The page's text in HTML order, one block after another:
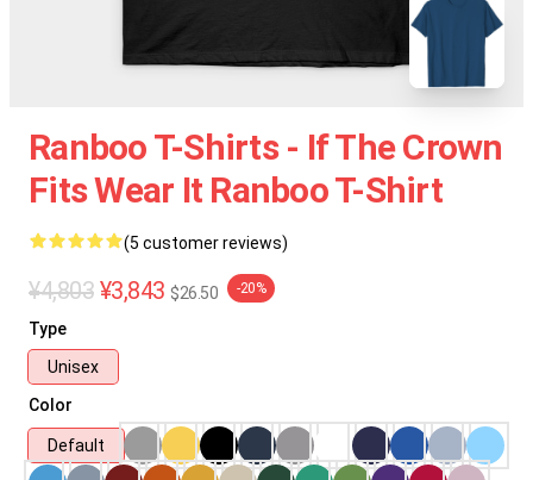
Ranboo T-Shirts - If The Crown
Fits Wear It Ranboo T-Shirt
(5 customer reviews)
¥4,803 ¥3,843 $26.50 -20%
Type
Unisex
Color
Default